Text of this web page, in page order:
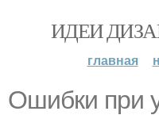
ИДЕИ
главная
Ошибки при